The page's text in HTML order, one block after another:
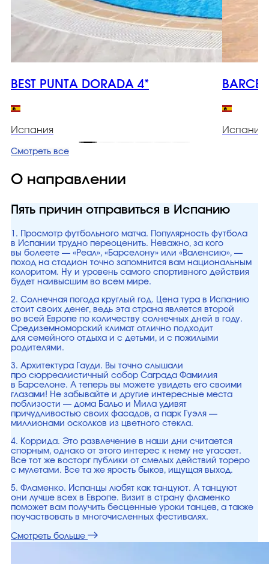
BEST PUNTA DORADA 4*
Испания Испания
Смотреть все
О направлении
Пять причин отправиться в Испанию
1. Просмотр футбольного матча. Популярность футбола
в Испании трудно переоценить. Неважно, за кого
вы болеете — «Реал», «Барселону» или «Валенсию», —
поход на стадион точно запомнится вам национальным
колоритом. Ну и уровень самого спортивного действия
будет наивысшим во всем мире.
2. Солнечная погода круглый год. Цена тура в Испанию
стоит своих денег, ведь эта страна является второй
во всей Европе по количеству солнечных дней в году.
Средиземноморский климат отлично подходит
для семейного отдыха и с детьми, и с пожилыми
родителями.
3. Архитектура Гауди. Вы точно слышали
про сюрреалистичный собор Саграда Фамилия
в Барселоне. А теперь вы можете увидеть его своими
глазами! Не забывайте и другие интересные места
поблизости — дома Бальо и Мила удивят
причудливостью своих фасадов, а парк Гуэля —
миллионами осколков из цветного стекла.
4. Коррида. Это развлечение в наши дни считается
спорным, однако от этого интерес к нему не угасает.
Все тот же восторг публики от смелых действий тореро
с мулетами. Все та же ярость быков, ищущая выход.
5. Фламенко. Испанцы любят как танцуют. А танцуют
они лучше всех в Европе. Визит в страну фламенко
поможет вам получить бесценные уроки танцев, а также
поучаствовать в многочисленных фестивалях.
Смотреть больше